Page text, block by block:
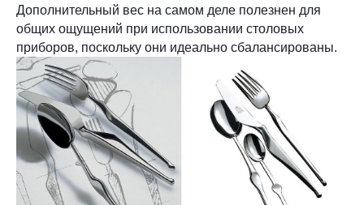
Дополнительный вес на самом деле полезнен для
общих ощущений при использовании столовых
приборов, поскольку они идеально сбалансированы.